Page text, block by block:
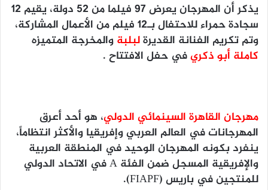
يذكر أن المهرجان يعرض ٩٧ فيلما من ٥٢ دولة، يقيم ١٢
سجادة حمراء للاحتفال بـ١٢ فيلم من الأعمال المشاركة،
وتم تكريم الفنانة القديرةلبلبة والمخرجة المتميزه
كاملة أبو ذكريفي حفل الافتتاح .
مهرجان القاهرة السينمائي الدولي، هو أحد أعرق
المهرجانات في العالم العربي وإفريقيا والأكثر انتظاماً،
ينفرد بكونه المهرجان الوحيد في المنطقة العربية
والإفريقية المسجل ضمن الفئة A في الاتحاد الدولي
للمنتجين في باريس (FIAPF).